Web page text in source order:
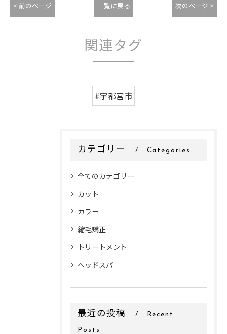
< 前のページ 一覧に戻る 次のページ >
関連タグ
#宇都宮市
カテゴリー Categories
全てのカテゴリー
カット
カラー
縮毛矯正
トリートメント
ヘッドスパ
最近の投稿 Recent
Posts